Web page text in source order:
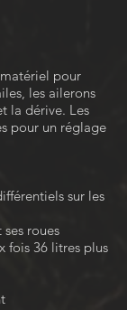
pour
les ailerons
la dérive. Les
pour un réglage
sur les
roues
fois 36 litres plus